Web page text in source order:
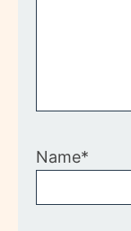
Name*